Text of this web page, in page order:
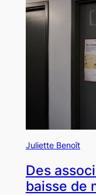
Juliette Benoît
Des
baisse de